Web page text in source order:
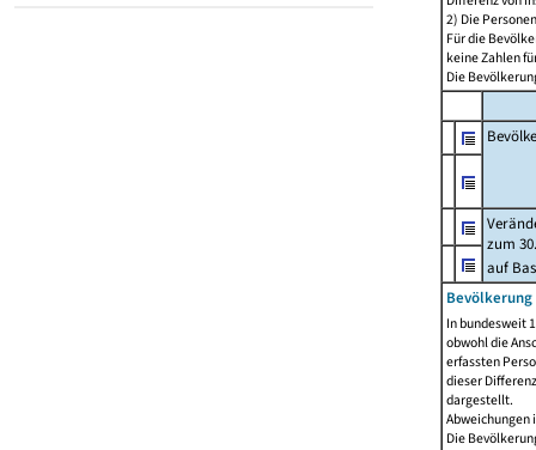
2) Die
Für die
keine Zahlen
Die
zum
auf
Bevölkerung
In bundesweit
obwohl die
erfassten
dieser
dargestellt.
Abweichungen
Die